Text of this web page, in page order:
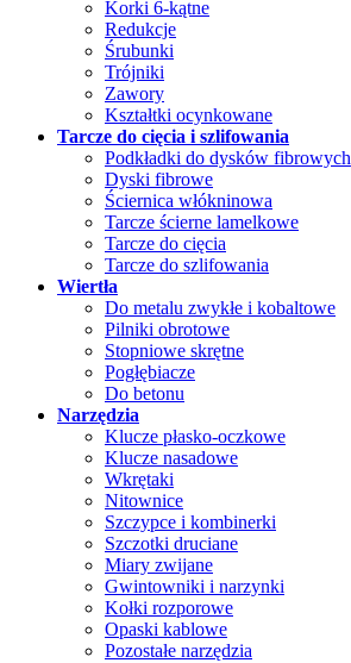
Korki 6-kątne
Redukcje
Śrubunki
Trójniki
Zawory
Kształtki ocynkowane
Tarcze do cięcia i szlifowania
Podkładki do dysków fibrowych
Dyski fibrowe
Ściernica włókninowa
Tarcze ścierne lamelkowe
Tarcze do cięcia
Tarcze do szlifowania
Wiertła
Do metalu zwykłe i kobaltowe
Pilniki obrotowe
Stopniowe skrętne
Pogłębiacze
Do betonu
Narzędzia
Klucze płasko-oczkowe
Klucze nasadowe
Wkrętaki
Nitownice
Szczypce i kombinerki
Szczotki druciane
Miary zwijane
Gwintowniki i narzynki
Kołki rozporowe
Opaski kablowe
Pozostałe narzędzia